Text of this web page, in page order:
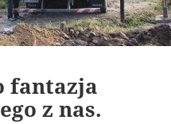
fantazja
z nas.